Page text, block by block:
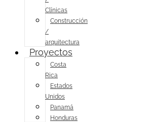
Clínicas
Construcción
/
arquitectura
Proyectos
Costa
Rica
Estados
Unidos
Panamá
Honduras